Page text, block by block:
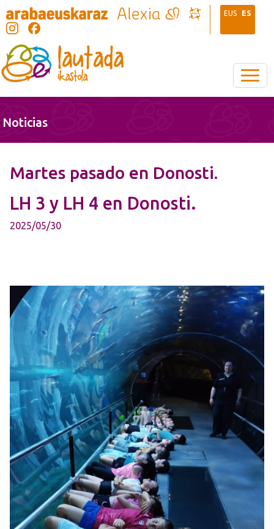
Pasar al contenido principal Irudia EUS ES
Noticias
Martes pasado en Donosti.
LH 3 y LH 4 en Donosti.
2025/05/30
Irudia